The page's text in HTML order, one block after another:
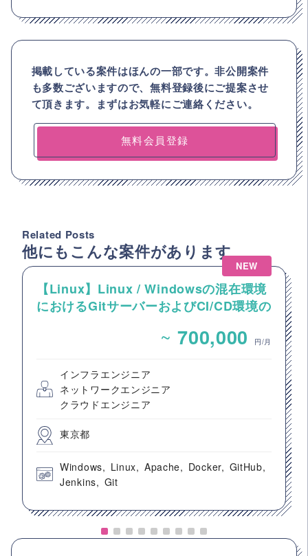
掲載している案件はほんの一部です。非公開案件
も多数ございますので、無料登録後にご提案させ
て頂きます。まずはお気軽にご連絡ください。
無料会員登録
Related Posts
他にもこんな案件があります
NEW
【Linux】Linux / Windowsの混在環境
におけるGitサーバーおよびCI/CD環境の
~ 700,000 円/月
インフラエンジニア
ネットワークエンジニア
クラウドエンジニア
東京都
Windows Linux Apache Docker
GitHub
Jenkins
Git